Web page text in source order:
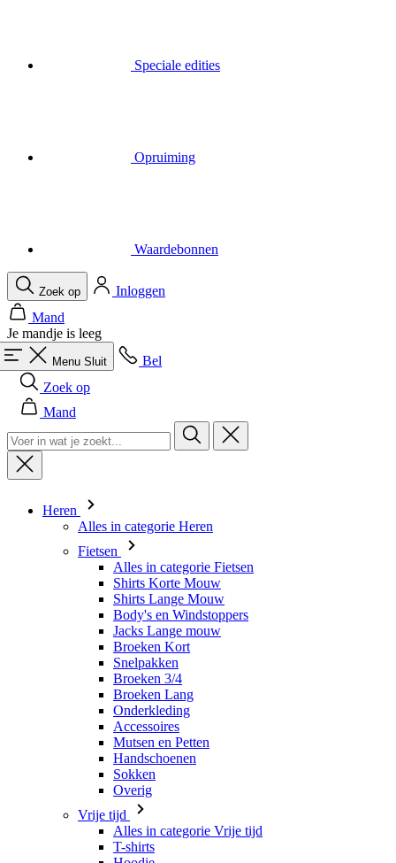
Je mandje is leeg
Menu Sluit
Bel
Zoek op
Mand
Heren
Alles in categorie Heren
Shirts Lange Mouw
Body's en Windstoppers
Jacks Lange mouw
Broeken Kort
Snelpakken
Broeken 3/4
Broeken Lang
Onderkleding
Accessoires
Mutsen en Petten
Handschoenen
Sokken
Overig
Vrije tijd
Alles in categorie Vrije tijd
T-shirts
Hoodie
Mutsen en Petten
Triathlon
Alles in categorie Triathlon
Singlet